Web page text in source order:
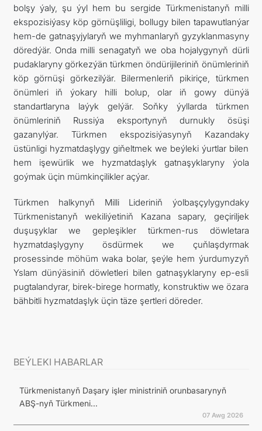
bolşy ýaly, şu ýyl hem bu sergide Türkmenistanyň milli
ekspozisiýasy köp görnüşliligi, bollugy bilen tapawutlanýar
hem-de gatnaşyjylaryň we myhmanlaryň gyzyklanmasyny
döredýär. Onda milli senagatyň we oba hojalygynyň dürli
pudaklaryny görkezýän türkmen öndürijileriniň önümleriniň
köp görnüşi görkezilýär. Bilermenleriň pikiriçe, türkmen
önümleri iň ýokary hilli bolup, olar iň gowy dünýä
standartlaryna laýyk gelýär. Soňky ýyllarda türkmen
önümleriniň Russiýa eksportynyň durnukly ösüşi
gazanylýar. Türkmen ekspozisiýasynyň Kazandaky
üstünligi hyzmatdaşlygy giňeltmek we beýleki ýurtlar bilen
hem işewürlik we hyzmatdaşlyk gatnaşyklaryny ýola
goýmak üçin mümkinçilikler açýar.
Türkmen halkynyň Milli Lideriniň ýolbaşçylygyndaky
Türkmenistanyň wekiliýetiniň Kazana sapary, geçiriljek
duşuşyklar we gepleşikler türkmen-rus döwletara
hyzmatdaşlygyny ösdürmek we çuňlaşdyrmak
prosessinde möhüm waka bolar, şeýle hem ýurdumyzyň
Yslam dünýäsiniň döwletleri bilen gatnaşyklaryny ep-esli
pugtalandyrar, birek-birege hormatly, konstruktiw we özara
bähbitli hyzmatdaşlyk üçin täze şertleri döreder.
BEÝLEKI HABARLAR
Türkmenistanyň Daşary işler ministriniň orunbasarynyň
ABŞ-nyň Türkmeni...
07 Awg 2026